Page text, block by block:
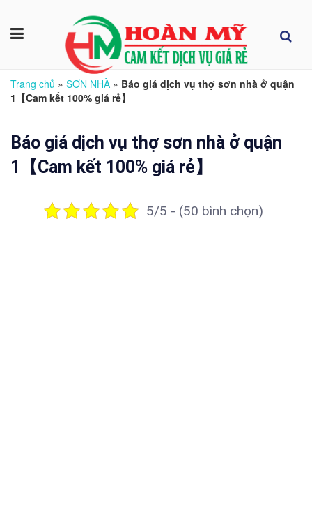
Trang chủ » SƠN NHÀ » Báo giá dịch vụ thợ sơn nhà ở quận
1【Cam kết 100% giá rẻ】
Báo giá dịch vụ thợ sơn nhà ở quận
1【Cam kết 100% giá rẻ】
5/5 - (50 bình chọn)